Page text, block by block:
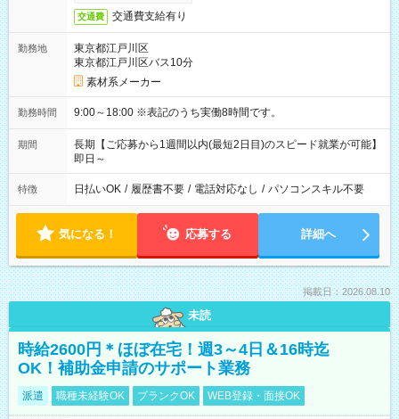
交通費 交通費支給有り
勤務地
東京都江戸川区
東京都江戸川区バス10分
素材系メーカー
勤務時間 9:00～18:00 ※表記のうち実働8時間です。
期間
長期【ご応募から1週間以内(最短2日目)のスピード就業が可能】
即日～
特徴 日払いOK / 履歴書不要 / 電話対応なし / パソコンスキル不要
気になる！ 応募する 詳細へ
掲載日：2026.08.10
未読
時給2600円＊ほぼ在宅！週3～4日＆16時迄
OK！補助金申請のサポート業務
派遣 職種未経験OK ブランクOK WEB登録・面接OK